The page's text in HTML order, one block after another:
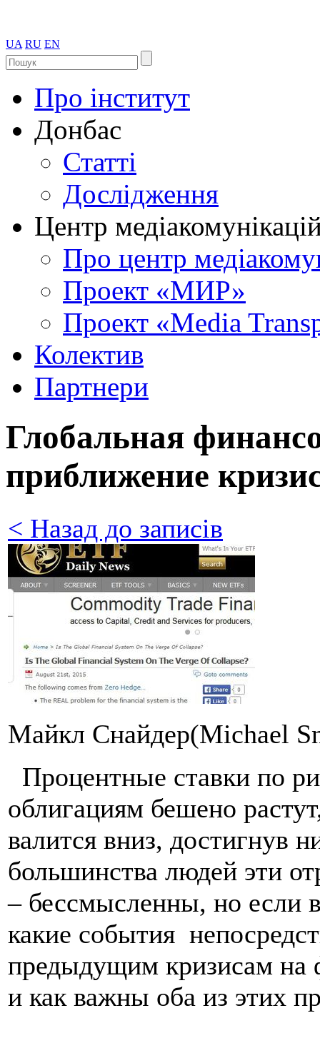
UA RU EN
Про інститут
Донбас
Статті
Дослідження
Центр
Про центр
Проект «МИР»
Проект «Media
Колектив
Партнери
Глобальная
приближение
< Назад до записів
Майкл Снайдер(Michael
Процентные ставки по
облигациям бешено
валится вниз, достигнув
большинства людей эти
– бессмысленны, но если
какие события
предыдущим кризисам на
и как важны оба из этих